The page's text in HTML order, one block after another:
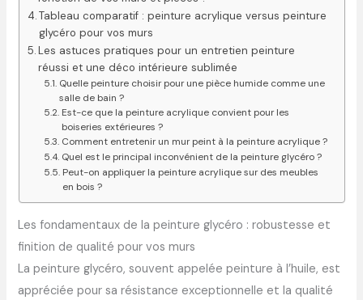
Tableau comparatif : peinture acrylique versus peinture
glycéro pour vos murs
Les astuces pratiques pour un entretien peinture
réussi et une déco intérieure sublimée
Quelle peinture choisir pour une pièce humide comme une
salle de bain ?
Est-ce que la peinture acrylique convient pour les
boiseries extérieures ?
Comment entretenir un mur peint à la peinture acrylique ?
Quel est le principal inconvénient de la peinture glycéro ?
Peut-on appliquer la peinture acrylique sur des meubles
en bois ?
Les fondamentaux de la peinture glycéro : robustesse et
finition de qualité pour vos murs
La peinture glycéro, souvent appelée peinture à l’huile, est
appréciée pour sa résistance exceptionnelle et la qualité